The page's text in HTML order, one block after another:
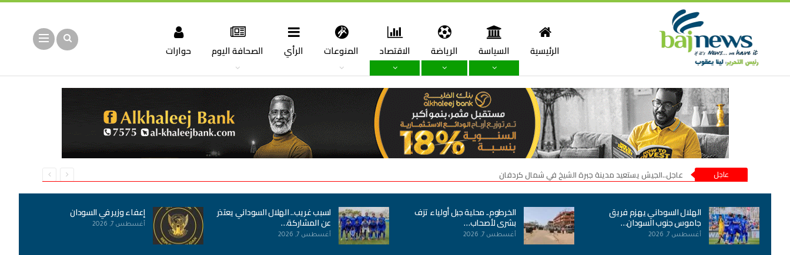
الرئيسية السياسة الرياضة الاقتصاد المنوعات الرأي الصحافة اليوم حوارات
عاجل عاجل..الجيش يستعيد مدينة جبرة الشيخ في شمال كردفان
الهلال السوداني يهزم فريق
جاموس جنوب السودان…
أغسطس 7, 2026
الخرطوم.. محلية جبل أولياء تزف
بشرى لأصحاب…
أغسطس 7, 2026
لسبب غريب.. الهلال السوداني يعتذر
عن المشاركة…
أغسطس 7, 2026
إعفاء وزير في السودان
أغسطس 7, 2026